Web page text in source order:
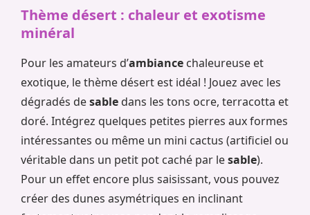
Thème désert : chaleur et exotisme
minéral
Pour les amateurs d’ambiance chaleureuse et
exotique, le thème désert est idéal ! Jouez avec les
dégradés desable dans les tons ocre, terracotta et
doré. Intégrez quelques petites pierres aux formes
intéressantes ou même un mini cactus (artificiel ou
véritable dans un petit pot caché par lesable).
Pour un effet encore plus saisissant, vous pouvez
créer des dunes asymétriques en inclinant